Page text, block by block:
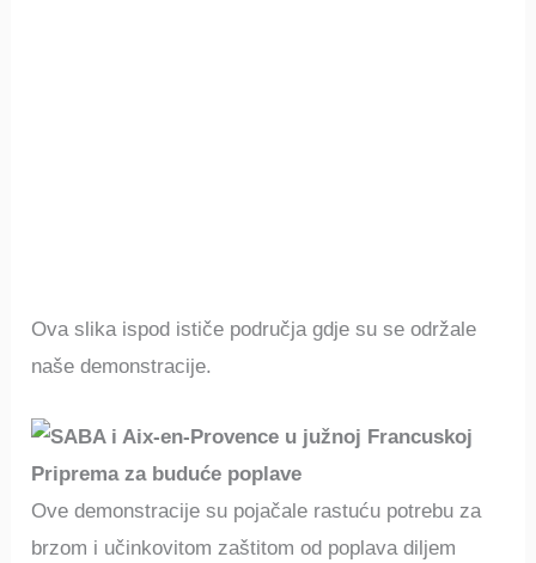
Ova slika ispod ističe područja gdje su se održale
naše demonstracije.
Priprema za buduće poplave
Ove demonstracije su pojačale rastuću potrebu za
brzom i učinkovitom zaštitom od poplava diljem